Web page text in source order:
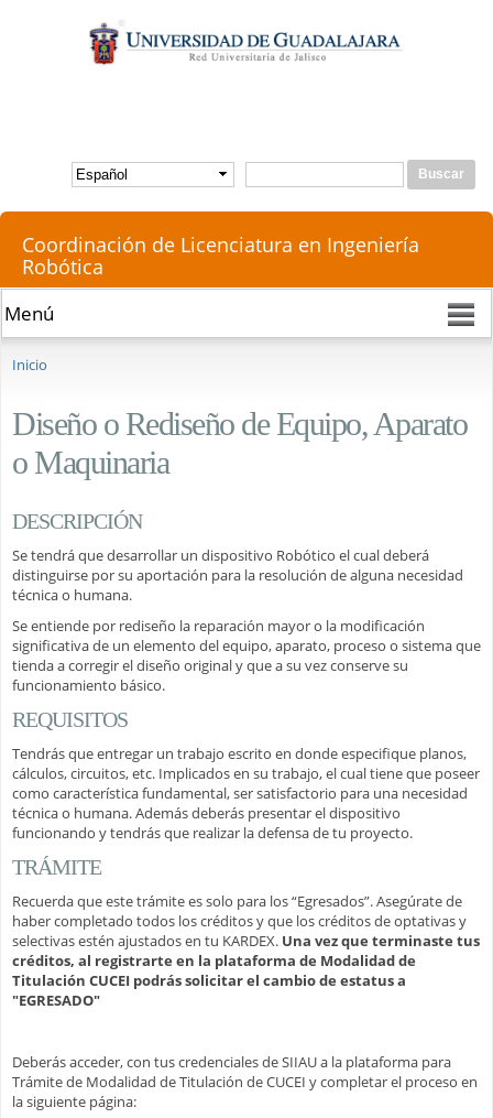
contenido
principal
Formulario de búsqueda
Buscar
Coordinación de Licenciatura en Ingeniería
Robótica
Inicio
Diseño o Rediseño de Equipo, Aparato
o Maquinaria
DESCRIPCIÓN
Se tendrá que desarrollar un dispositivo Robótico el cual deberá
distinguirse por su aportación para la resolución de alguna necesidad
técnica o humana.
Se entiende por rediseño la reparación mayor o la modificación
significativa de un elemento del equipo, aparato, proceso o sistema que
tienda a corregir el diseño original y que a su vez conserve su
funcionamiento básico.
REQUISITOS
Tendrás que entregar un trabajo escrito en donde especifique planos,
cálculos, circuitos, etc. Implicados en su trabajo, el cual tiene que poseer
como característica fundamental, ser satisfactorio para una necesidad
técnica o humana. Además deberás presentar el dispositivo
funcionando y tendrás que realizar la defensa de tu proyecto.
TRÁMITE
Recuerda que este trámite es solo para los “Egresados”. Asegúrate de
haber completado todos los créditos y que los créditos de optativas y
selectivas estén ajustados en tu KARDEX. Una vez que terminaste tus
créditos, al registrarte en la plataforma de Modalidad de
Titulación CUCEI podrás solicitar el cambio de estatus a
"EGRESADO"
Deberás acceder, con tus credenciales de SIIAU a la plataforma para
Trámite de Modalidad de Titulación de CUCEI y completar el proceso en
la siguiente página: